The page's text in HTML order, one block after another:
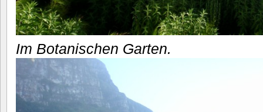
Im Botanischen Garten.